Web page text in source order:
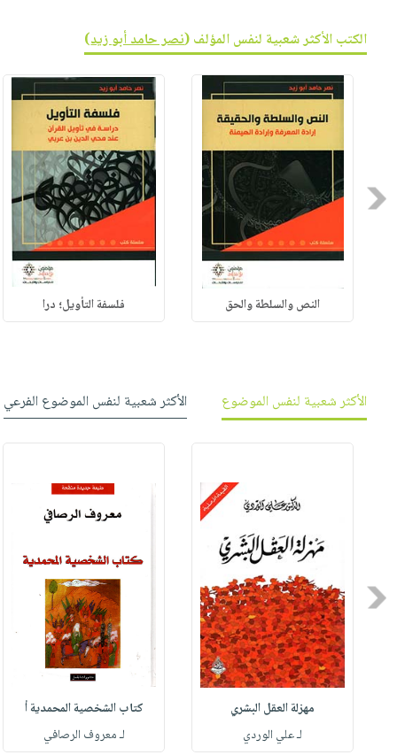
الكتب الأكثر شعبية لنفس المؤلف (نصر حامد أبو زيد)
Previous
النص والسلطة والحق فلسفة التأويل؛ درا
الأكثر شعبية لنفس الموضوع الأكثر شعبية لنفس الموضوع الفرعي
Previous
مهزلة العقل البشري
لـ علي الوردي
كتاب الشخصية المحمدية أ
لـ معروف الرصافي